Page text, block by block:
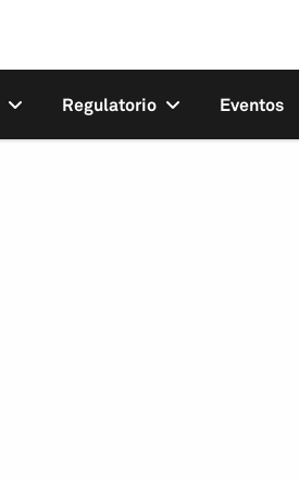
Regulatorio Eventos